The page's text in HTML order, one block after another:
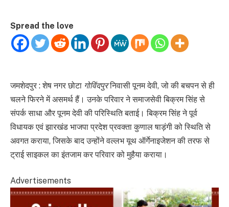
Spread the love
जमशेदपुर : शेष नगर छोटा गोविंदपुरनिवासी पूनम देवी, जो की बचपन से ही
चलने फिरने में असमर्थ हैं। उनके परिवार ने समाजसेवी बिक्रम सिंह से
संपर्क साधा और पूनम देवी की परिस्थिति बताई। बिक्रम सिंह ने पूर्व
विधायक एवं झारखंड भाजपा प्रदेश प्रवक्ता कुणाल षाड़ंगी को स्थिति से
अवगत कराया, जिसके बाद उन्होंने वल्लभ यूथ ऑर्गेनाइजेशन की तरफ से
ट्राई साइकल का इंतजाम कर परिवार को मुहैया कराया।
Advertisements